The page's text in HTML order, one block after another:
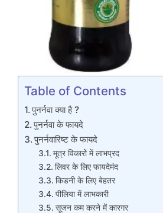
Table of Contents
पुनर्नवा क्या है ?
पुनर्नवा के फायदे
पुनर्नवारिष्ट के फायदे
मूत्र विकारों में लाभप्रद
लिवर के लिए फायदेमंद
किडनी के लिए बेहतर
पीलिया में लाभकारी
सूजन कम करने में कारगर